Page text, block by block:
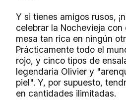
Y si tienes amigos rusos,
celebrar la Nochevieja con
mesa tan rica en ningún
Prácticamente todo el
rojo, y cinco tipos de
legendaria Olivier y
piel". Y, por supuesto,
en cantidades ilimitadas.